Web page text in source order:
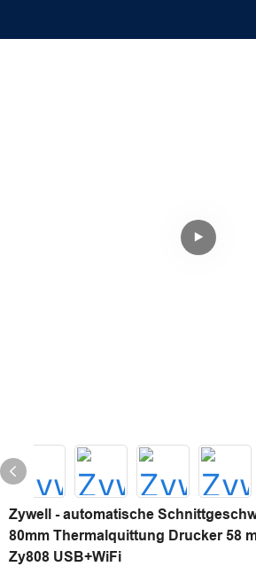
Zywell - automatische
80mm Thermalquittung Drucker 58
Zy808 USB+WiFi